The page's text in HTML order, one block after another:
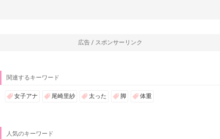
広告 / スポンサーリンク
関連するキーワード
女子アナ 尾崎里紗 太った 脚 体重
人気のキーワード